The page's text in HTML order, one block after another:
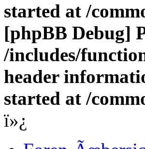
started at /
[phpBB Debug]
/includes/
header
started at /
ï»¿